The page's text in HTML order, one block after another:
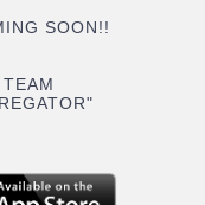
SOON!!